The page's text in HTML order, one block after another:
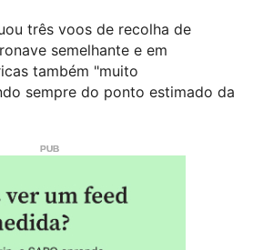
três voos de recolha de
semelhante e em
também "muito
sempre do ponto estimado da